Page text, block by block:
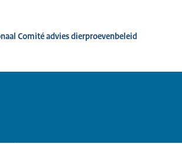
Comité advies dierproevenbeleid